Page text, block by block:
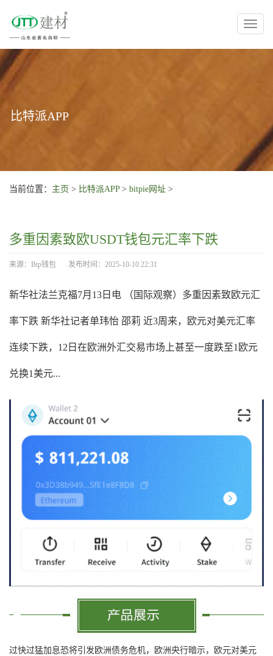
Toggle
比特派APP
当前位置： 主页 > 比特派APP> bitpie网址 >
多重因素致欧USDT钱包元汇率下跌
来源：Btp钱包 发布时间：2025-10-10 22:31
新华社法兰克福7月13日电 （国际观察）多重因素致欧元汇
率下跌 新华社记者单玮怡 邵莉 近3周来，欧元对美元汇率
连续下跌，12日在欧洲外汇交易市场上甚至一度跌至1欧元
兑换1美元...
过快过猛加息恐将引发欧洲债务危机，欧洲央行暗示，欧元对美元